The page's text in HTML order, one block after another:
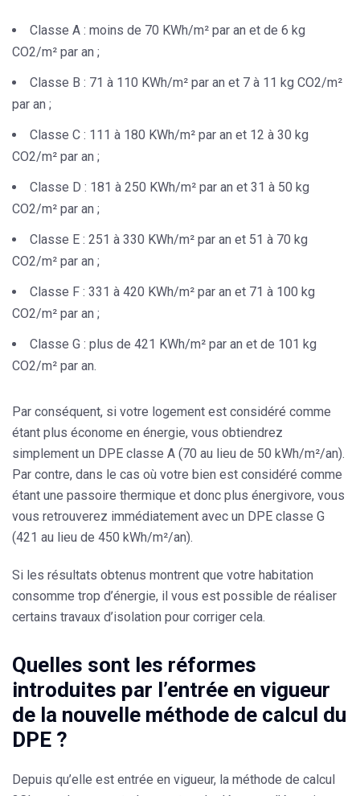
Classe A : moins de 70 KWh/m² par an et de 6 kg
CO2/m² par an ;
Classe B : 71 à 110 KWh/m² par an et 7 à 11 kg CO2/m²
par an ;
Classe C : 111 à 180 KWh/m² par an et 12 à 30 kg
CO2/m² par an ;
Classe D : 181 à 250 KWh/m² par an et 31 à 50 kg
CO2/m² par an ;
Classe E : 251 à 330 KWh/m² par an et 51 à 70 kg
CO2/m² par an ;
Classe F : 331 à 420 KWh/m² par an et 71 à 100 kg
CO2/m² par an ;
Classe G : plus de 421 KWh/m² par an et de 101 kg
CO2/m² par an.
Par conséquent, si votre logement est considéré comme
étant plus économe en énergie, vous obtiendrez
simplement un DPE classe A (70 au lieu de 50 kWh/m²/an).
Par contre, dans le cas où votre bien est considéré comme
étant une passoire thermique et donc plus énergivore, vous
vous retrouverez immédiatement avec un DPE classe G
(421 au lieu de 450 kWh/m²/an).
Si les résultats obtenus montrent que votre habitation
consomme trop d’énergie, il vous est possible de réaliser
certains travaux d’isolation pour corriger cela.
Quelles sont les réformes
introduites par l’entrée en vigueur
de la nouvelle méthode de calcul du
DPE ?
Depuis qu’elle est entrée en vigueur, la méthode de calcul